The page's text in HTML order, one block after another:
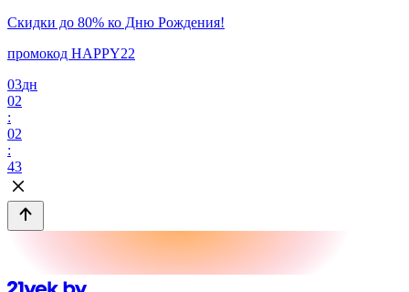
Скидки до 80% ко Дню Рождения!
промокод HAPPY22
03дн
02
:
02
:
43